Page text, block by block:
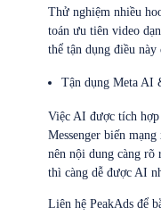
Thử nghiệm nhiều
toán ưu tiên video
thể tận dụng điều này
Tận dụng Meta AI
Việc AI được tích
Messenger biến
nên nội dung càng rõ
thì càng dễ được AI
Liên hệ PeakAds để